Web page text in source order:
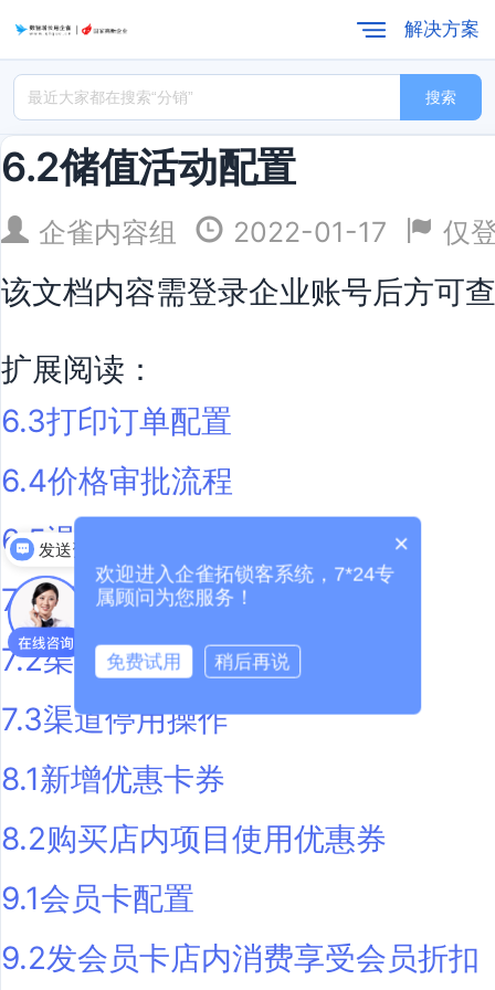
解决方案
搜索
6.2储值活动配置
企雀内容组 2022-01-17 仅
该文档内容需登录企业账号后方可
扩展阅读：
6.3打印订单配置
6.4价格审批流程
6.5退款审批流程
7.1新增渠道来源
7.2渠道返佣设置
7.3渠道停用操作
8.1新增优惠卡券
8.2购买店内项目使用优惠券
9.1会员卡配置
9.2发会员卡店内消费享受会员折扣
发送资料 ×
欢迎进入企雀拓锁客系统，7*24专
属顾问为您服务！
免费试用 稍后再说